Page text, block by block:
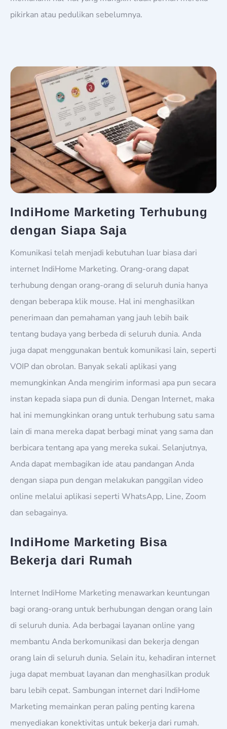
pikirkan atau pedulikan sebelumnya.
IndiHome Marketing Terhubung
dengan Siapa Saja
Komunikasi telah menjadi kebutuhan luar biasa dari
internet IndiHome Marketing. Orang-orang dapat
terhubung dengan orang-orang di seluruh dunia hanya
dengan beberapa klik mouse. Hal ini menghasilkan
penerimaan dan pemahaman yang jauh lebih baik
tentang budaya yang berbeda di seluruh dunia. Anda
juga dapat menggunakan bentuk komunikasi lain, seperti
VOIP dan obrolan. Banyak sekali aplikasi yang
memungkinkan Anda mengirim informasi apa pun secara
instan kepada siapa pun di dunia. Dengan Internet, maka
hal ini memungkinkan orang untuk terhubung satu sama
lain di mana mereka dapat berbagi minat yang sama dan
berbicara tentang apa yang mereka sukai. Selanjutnya,
Anda dapat membagikan ide atau pandangan Anda
dengan siapa pun dengan melakukan panggilan video
online melalui aplikasi seperti WhatsApp, Line, Zoom
dan sebagainya.
IndiHome Marketing Bisa
Bekerja dari Rumah
Internet IndiHome Marketing menawarkan keuntungan
bagi orang-orang untuk berhubungan dengan orang lain
di seluruh dunia. Ada berbagai layanan online yang
membantu Anda berkomunikasi dan bekerja dengan
orang lain di seluruh dunia. Selain itu, kehadiran internet
juga dapat membuat layanan dan menghasilkan produk
baru lebih cepat. Sambungan internet dari IndiHome
Marketing memainkan peran paling penting karena
menyediakan konektivitas untuk bekerja dari rumah.